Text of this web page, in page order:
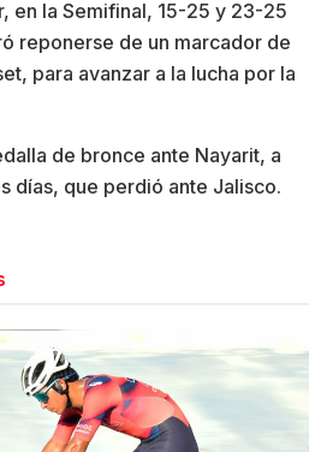
en la Semifinal, 15-25 y 23-25
reponerse de un marcador de
para avanzar a la lucha por la
de bronce ante Nayarit, a
días, que perdió ante Jalisco.